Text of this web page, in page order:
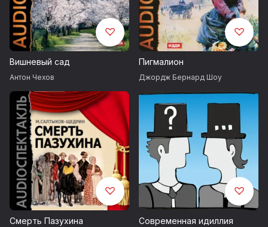
Вишневый сад
Антон Чехов
Пигмалион
Джордж Бернард Шоу
Смерть Пазухина Современная идиллия